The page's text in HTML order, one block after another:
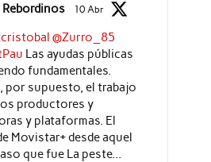
Rebordinos 10 Abr
@Zurro_85
Las ayudas públicas
fundamentales.
por supuesto, el trabajo
productores y
y plataformas. El
Movistar+ desde aquel
que fue La peste...